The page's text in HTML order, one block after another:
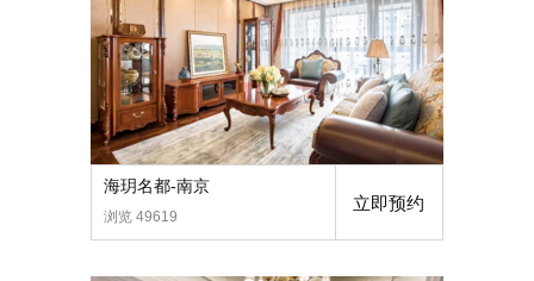
海玥名都-南京
浏览 49619
立即预约